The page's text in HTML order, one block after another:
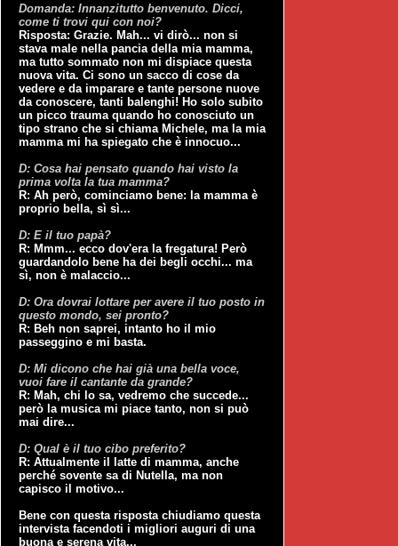
Domanda: Innanzitutto benvenuto. Dicci,
come ti trovi qui con noi?
Risposta: Grazie. Mah... vi dirò... non si
stava male nella pancia della mia mamma,
ma tutto sommato non mi dispiace questa
nuova vita. Ci sono un sacco di cose da
vedere e da imparare e tante persone nuove
da conoscere, tanti balenghi! Ho solo subito
un picco trauma quando ho conosciuto un
tipo strano che si chiama Michele, ma la mia
mamma mi ha spiegato che è innocuo...
D: Cosa hai pensato quando hai visto la
prima volta la tua mamma?
R: Ah però, cominciamo bene: la mamma è
proprio bella, sì sì...
D: E il tuo papà?
R: Mmm... ecco dov'era la fregatura! Però
guardandolo bene ha dei begli occhi... ma
sì, non è malaccio...
D: Ora dovrai lottare per avere il tuo posto in
questo mondo, sei pronto?
R: Beh non saprei, intanto ho il mio
passeggino e mi basta.
D: Mi dicono che hai già una bella voce,
vuoi fare il cantante da grande?
R: Mah, chi lo sa, vedremo che succede...
però la musica mi piace tanto, non si può
mai dire...
D: Qual è il tuo cibo preferito?
R: Attualmente il latte di mamma, anche
perché sovente sa di Nutella, ma non
capisco il motivo...
Bene con questa risposta chiudiamo questa
intervista facendoti i migliori auguri di una
buona e serena vita...